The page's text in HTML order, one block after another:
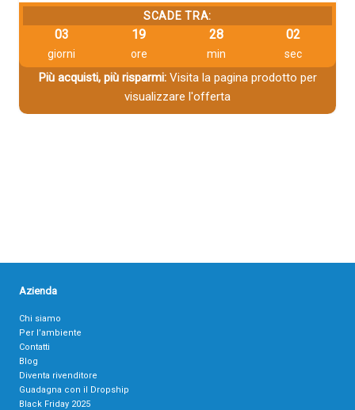
SCADE TRA:
03
giorni
19
ore
28
min
02
sec
Più acquisti, più risparmi:Visita la pagina prodotto per
visualizzare l'offerta
Azienda
Chi siamo
Per l’ambiente
Contatti
Blog
Diventa rivenditore
Guadagna con il Dropship
Black Friday 2025